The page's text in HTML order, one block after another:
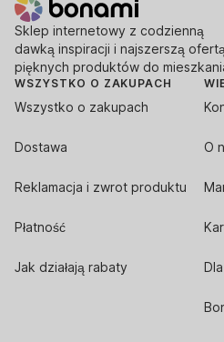
Sklep internetowy z codzienną
dawką inspiracji i najszerszą
pięknych produktów do
WSZYSTKO O ZAKUPACH
Wszystko o zakupach
Dostawa
Reklamacja i zwrot produktu
Płatność
Jak działają rabaty
O